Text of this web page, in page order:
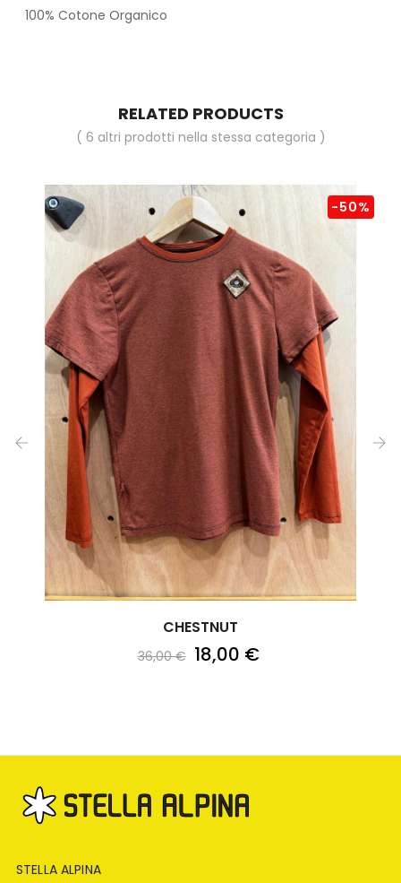
100% Cotone Organico
RELATED PRODUCTS
( 6 altri prodotti nella stessa categoria )
CHESTNUT
36,00 €
-50%
18,00 €
STELLA ALPINA